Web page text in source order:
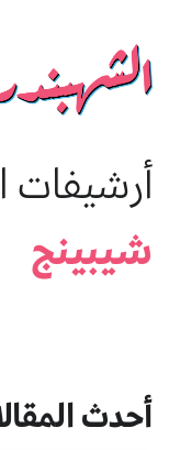
أرشيفات
شيبينج
أحدث